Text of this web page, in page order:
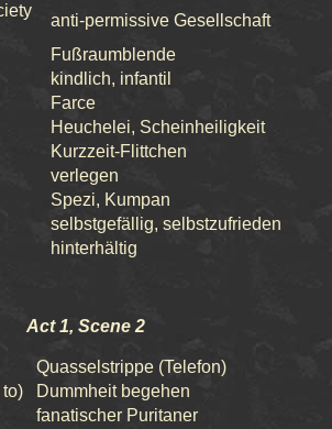
anti-permissive Gesellschaft
Fußraumblende
kindlich, infantil
Farce
Heuchelei, Scheinheiligkeit
Kurzzeit-Flittchen
verlegen
Spezi, Kumpan
selbstgefällig, selbstzufrieden
hinterhältig
Act 1, Scene 2
Quasselstrippe (Telefon)
Dummheit begehen
fanatischer Puritaner